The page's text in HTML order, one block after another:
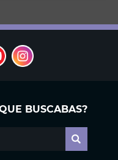
BUSCABAS?